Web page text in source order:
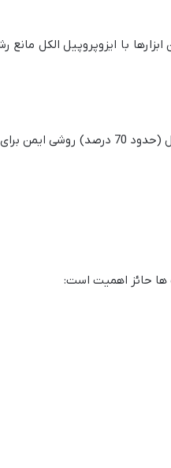
با ایزوپروپیل الکل مانع
گوشی های هوشمند یکی از آلوده ترین وسایل روزمره هستند. استفاده از دستمال مرطوب شده با
ها حائز اهمیت است: